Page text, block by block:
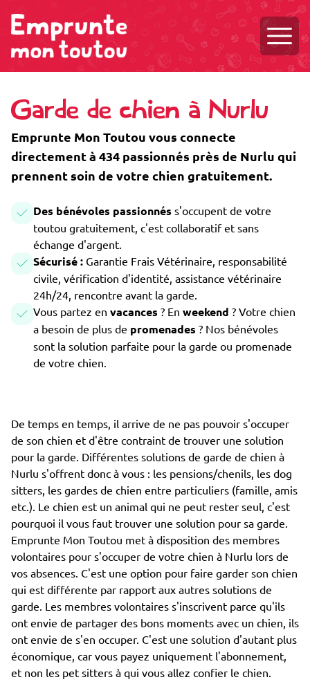
Garde de chien à Nurlu
Emprunte Mon Toutou vous connecte
directement à 434 passionnés près de Nurlu qui
prennent soin de votre chien gratuitement.
Des bénévoles passionnés s'occupent de votre
toutou gratuitement, c'est collaboratif et sans
échange d'argent.
Sécurisé : Garantie Frais Vétérinaire, responsabilité
civile, vérification d'identité, assistance vétérinaire
24h/24, rencontre avant la garde.
Vous partez en vacances ? En weekend ? Votre chien
a besoin de plus de promenades ? Nos bénévoles
sont la solution parfaite pour la garde ou promenade
de votre chien.
De temps en temps, il arrive de ne pas pouvoir s'occuper
de son chien et d'être contraint de trouver une solution
pour la garde. Différentes solutions de garde de chien à
Nurlu s'offrent donc à vous : les pensions/chenils, les dog
sitters, les gardes de chien entre particuliers (famille, amis
etc.). Le chien est un animal qui ne peut rester seul, c'est
pourquoi il vous faut trouver une solution pour sa garde.
Emprunte Mon Toutou met à disposition des membres
volontaires pour s'occuper de votre chien à Nurlu lors de
vos absences. C'est une option pour faire garder son chien
qui est différente par rapport aux autres solutions de
garde. Les membres volontaires s'inscrivent parce qu'ils
ont envie de partager des bons moments avec un chien, ils
ont envie de s'en occuper. C'est une solution d'autant plus
économique, car vous payez uniquement l'abonnement,
et non les pet sitters à qui vous allez confier le chien.